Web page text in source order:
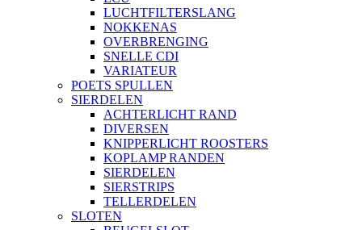
LUCHTFILTERSLANG
NOKKENAS
OVERBRENGING
SNELLE CDI
VARIATEUR
POETS SPULLEN
SIERDELEN
ACHTERLICHT RAND
DIVERSEN
KNIPPERLICHT ROOSTERS
KOPLAMP RANDEN
SIERDELEN
SIERSTRIPS
TELLERDELEN
SLOTEN